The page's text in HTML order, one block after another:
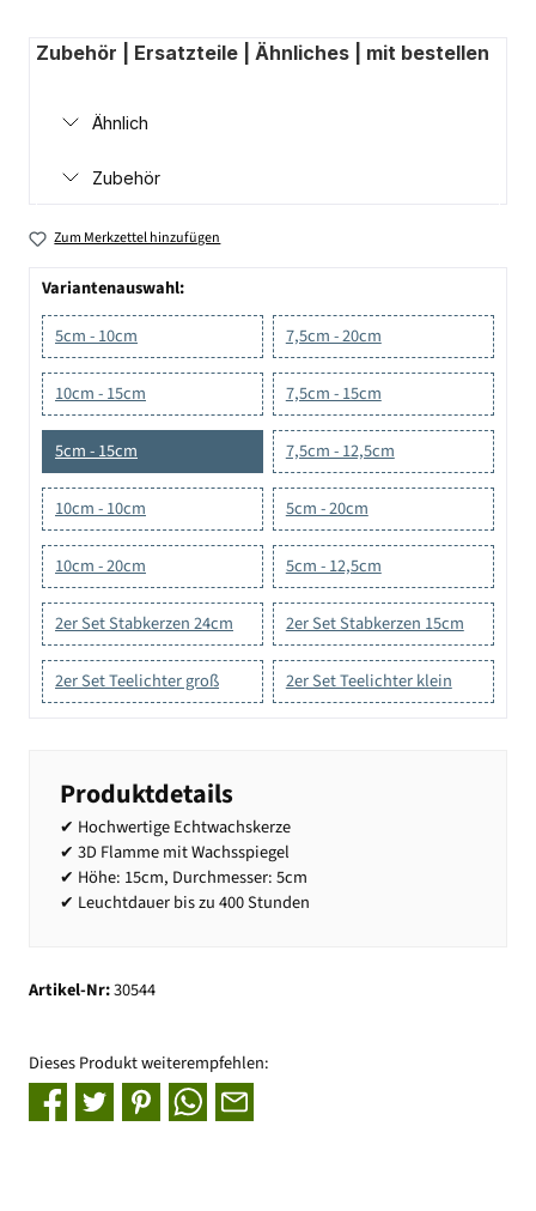
Zubehör | Ersatzteile | Ähnliches | mit bestellen
Ähnlich
Zubehör
Zum Merkzettel hinzufügen
Variantenauswahl:
5cm - 10cm
7,5cm - 20cm
10cm - 15cm 7,5cm - 15cm
5cm - 15cm 7,5cm - 12,5cm
10cm - 10cm 5cm - 20cm
10cm - 20cm 5cm - 12,5cm
2er Set Stabkerzen 24cm 2er Set Stabkerzen 15cm
2er Set Teelichter groß 2er Set Teelichter klein
Produktdetails
✔ Hochwertige Echtwachskerze
✔ 3D Flamme mit Wachsspiegel
✔ Höhe: 15cm, Durchmesser: 5cm
✔ Leuchtdauer bis zu 400 Stunden
Artikel-Nr:30544
Dieses Produkt weiterempfehlen: